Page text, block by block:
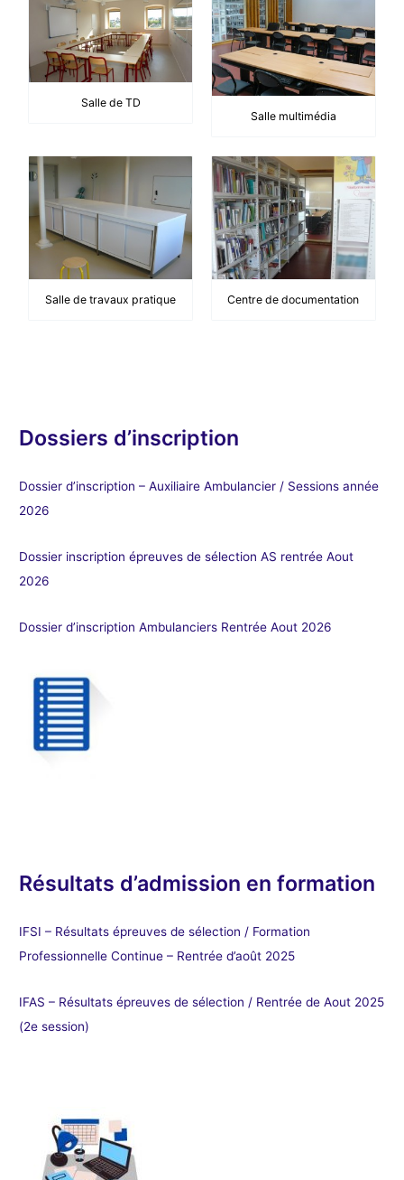
Salle de TD
Salle multimédia
Salle de travaux pratique Centre de documentation
Dossiers d’inscription
Dossier d’inscription – Auxiliaire Ambulancier / Sessions année
2026
Dossier inscription épreuves de sélection AS rentrée Aout
2026
Dossier d’inscription Ambulanciers Rentrée Aout 2026
Résultats d’admission en formation
IFSI – Résultats épreuves de sélection / Formation
Professionnelle Continue – Rentrée d’août 2025
IFAS – Résultats épreuves de sélection / Rentrée de Aout 2025
(2e session)